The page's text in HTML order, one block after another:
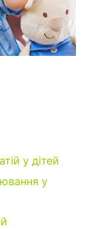
у дітей
у